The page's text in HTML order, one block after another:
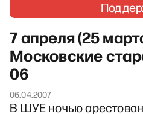
7 апреля (25
Московские
06
06.04.2007
В ШУЕ ночью